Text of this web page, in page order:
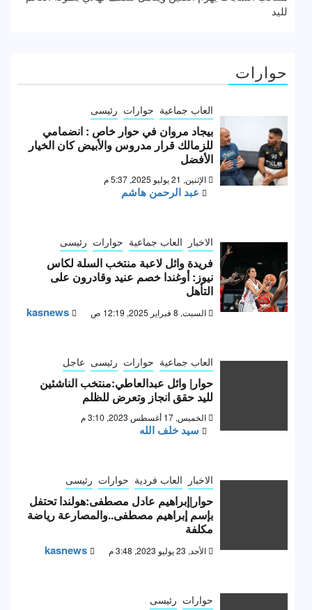
لليد
حوارات
العاب جماعية حوارات رئيسى
بيجاد مروان في حوار خاص : انضمامي
للزمالك قرار مدروس والأبيض كان الخيار
الأفضل
الإثنين, 21 يوليو 2025, 5:37 م
عبد الرحمن هاشم
الاخبار العاب جماعية حوارات رئيسى
فريدة وائل لاعبة منتخب السلة لكاس
نيوز: أوغندا خصم عنيد وقادرون على
التأهل
السبت, 8 فبراير 2025, 12:19 ص kasnews
العاب جماعية حوارات رئيسى عاجل
حوار| وائل عبدالعاطي:منتخب الناشئين
لليد حقق انجاز وتعرض للظلم
الخميس, 17 أغسطس 2023, 3:10 م
سيد خلف الله
الاخبار العاب فردية حوارات رئيسى
حوار|إبراهيم عادل مصطفى:هولندا تحتفل
بإسم إبراهيم مصطفى..والمصارعة رياضة
مكلفة
الأحد, 23 يوليو 2023, 3:48 م kasnews
حوارات رئيسى